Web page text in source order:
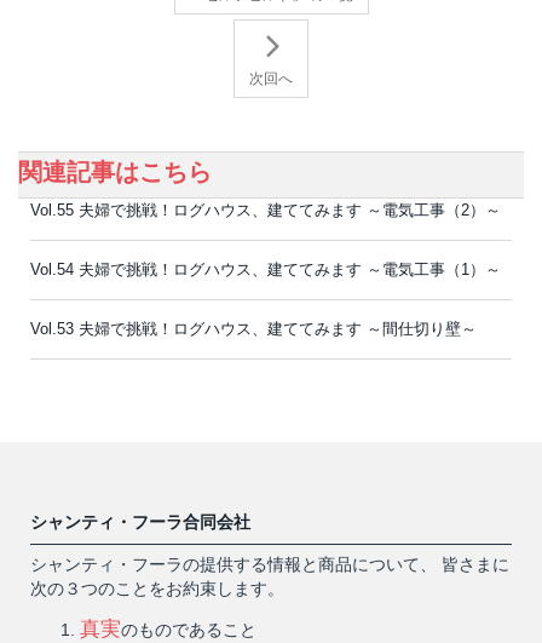
次回へ
関連記事はこちら
Vol.55 夫婦で挑戦！ログハウス、建ててみます ～電気工事（2）～
Vol.54 夫婦で挑戦！ログハウス、建ててみます ～電気工事（1）～
Vol.53 夫婦で挑戦！ログハウス、建ててみます ～間仕切り壁～
シャンティ・フーラ合同会社
シャンティ・フーラの提供する情報と商品について、 皆さまに
次の３つのことをお約束します。
真実のものであること